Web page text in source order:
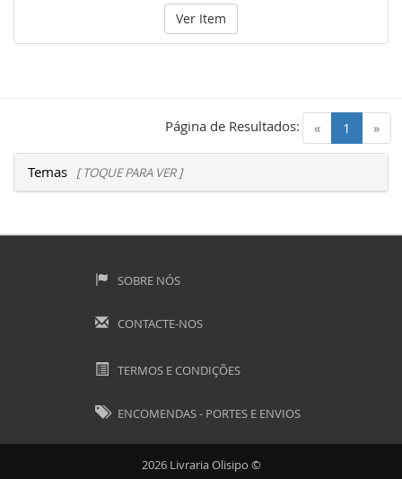
Ver Item
« 1 (current)
»
Página de Resultados:
Temas [ TOQUE PARA VER ]
SOBRE NÓS
CONTACTE-NOS
TERMOS E CONDIÇÕES
ENCOMENDAS - PORTES E ENVIOS
2026 Livraria Olisipo ©